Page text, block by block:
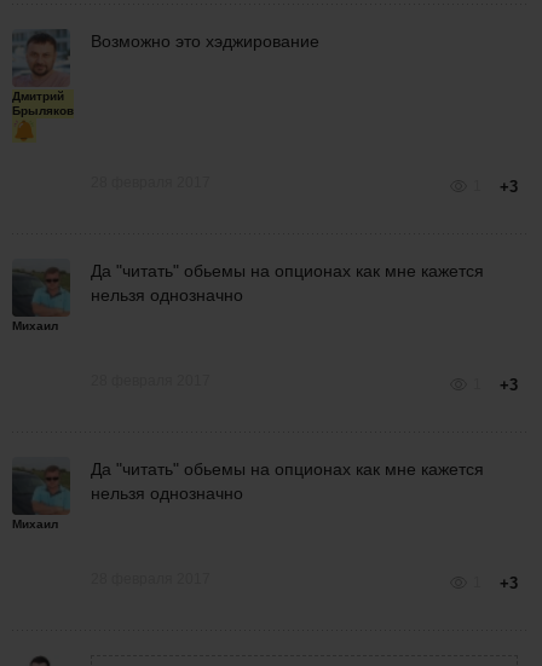
Дмитрий
Брыляков
Возможно это хэджирование
+3
Михаил
Да "читать" обьемы на опционах как мне кажется
нельзя однозначно
+3
Михаил
Да "читать" обьемы на опционах как мне кажется
нельзя однозначно
+3